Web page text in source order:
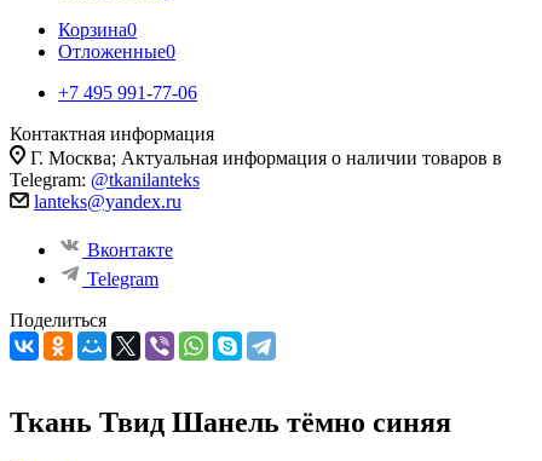
Корзина0
Отложенные0
+7 495 991-77-06
Контактная информация
Г. Москва; Актуальная информация о наличии товаров в
Telegram: @tkanilanteks
lanteks@yandex.ru
Вконтакте
Telegram
Поделиться
Ткань Твид Шанель тёмно синяя